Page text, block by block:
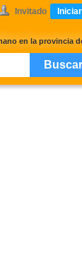
Invitado
en la provincia